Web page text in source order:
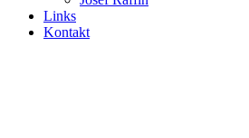
Links
Kontakt